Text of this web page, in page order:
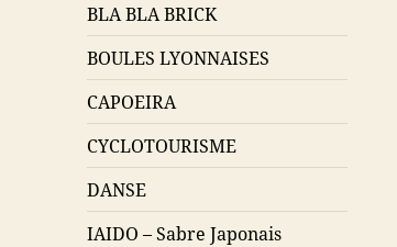
BLA BLA BRICK
BOULES LYONNAISES
CAPOEIRA
CYCLOTOURISME
DANSE
IAIDO – Sabre Japonais